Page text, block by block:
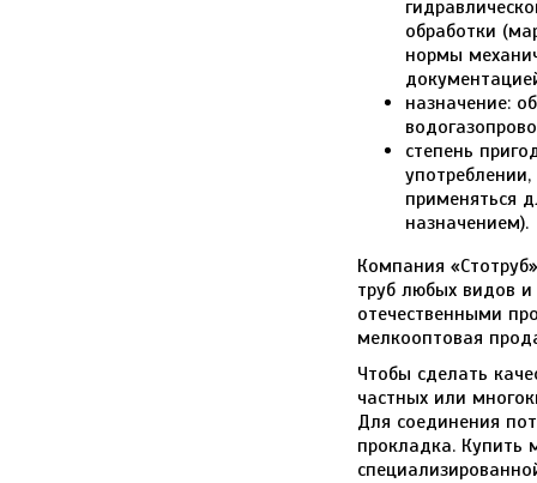
обработки
нормы
назначение:
степень
применяться
назначением).
Компания
труб любых видов
отечественными
мелкооптовая
Чтобы сделать
частных или
Для соединения
прокладка. Купить